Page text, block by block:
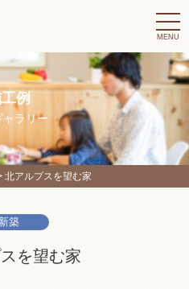
t
o
g
g
l
e
n
v
a
t
o
例
ャラリー
北アルプスを望む家
新築
を望む家